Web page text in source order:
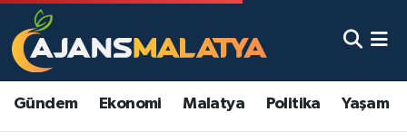
Gündem Ekonomi Malatya Politika Yaşam
Asayiş
Malatya Nöbetçi Eczaneler